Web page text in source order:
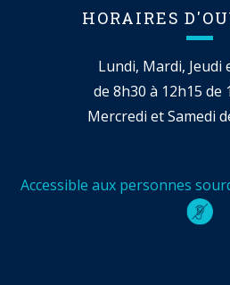
HORAIRES
Lundi, Mardi, Jeudi
de 8h30 à 12h15 de
Mercredi et Samedi
Accessible aux personnes